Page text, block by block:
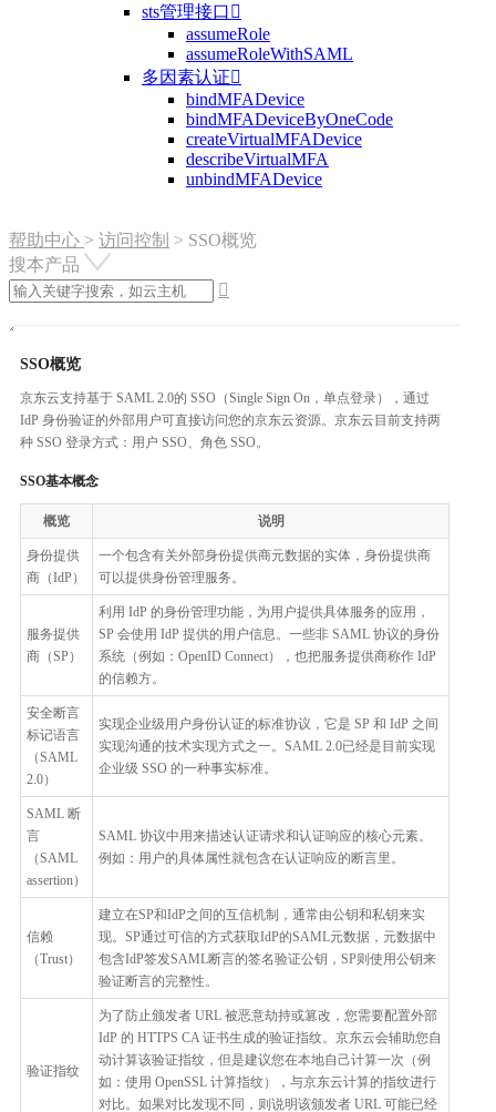
sts管理接口 
assumeRole
assumeRoleWithSAML
多因素认证
bindMFADevice
bindMFADeviceByOneCode
createVirtualMFADevice
describeVirtualMFA
unbindMFADevice
帮助中心 > 访问控制 > SSO概览
搜本产品

SSO概览
京东云支持基于 SAML 2.0的 SSO（Single Sign On，单点登录），通过
IdP 身份验证的外部用户可直接访问您的京东云资源。京东云目前支持两
种 SSO 登录方式：用户 SSO、角色 SSO。
SSO基本概念
概览 说明
身份提供
商（IdP）
一个包含有关外部身份提供商元数据的实体，身份提供商
可以提供身份管理服务。
服务提供
商（SP）
利用 IdP 的身份管理功能，为用户提供具体服务的应用，
SP 会使用 IdP 提供的用户信息。一些非 SAML 协议的身份
系统（例如：OpenID Connect），也把服务提供商称作 IdP
的信赖方。
安全断言
标记语言
（SAML
2.0）
实现企业级用户身份认证的标准协议，它是 SP 和 IdP 之间
实现沟通的技术实现方式之一。SAML 2.0已经是目前实现
企业级 SSO 的一种事实标准。
SAML 断
言
（SAML
assertion）
SAML 协议中用来描述认证请求和认证响应的核心元素。
例如：用户的具体属性就包含在认证响应的断言里。
信赖
（Trust）
建立在SP和IdP之间的互信机制，通常由公钥和私钥来实
现。SP通过可信的方式获取IdP的SAML元数据，元数据中
包含IdP签发SAML断言的签名验证公钥，SP则使用公钥来
验证断言的完整性。
验证指纹
为了防止颁发者 URL 被恶意劫持或篡改，您需要配置外部
IdP 的 HTTPS CA 证书生成的验证指纹。京东云会辅助您自
动计算该验证指纹，但是建议您在本地自己计算一次（例
如：使用 OpenSSL 计算指纹），与京东云计算的指纹进行
对比。如果对比发现不同，则说明该颁发者 URL 可能已经